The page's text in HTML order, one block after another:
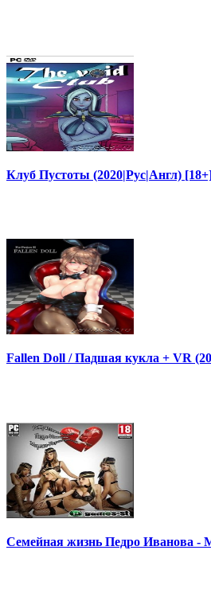
Клуб Пустоты (2020|Рус|Англ)
Fallen Doll / Падшая кукла + VR
Семейная жизнь Педро Иванова -